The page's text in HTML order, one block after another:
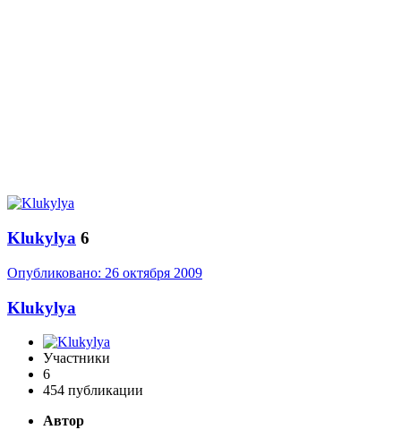
Klukylya 6
Опубликовано: 26 октября 2009
Klukylya
Участники
6
454 публикации
Автор